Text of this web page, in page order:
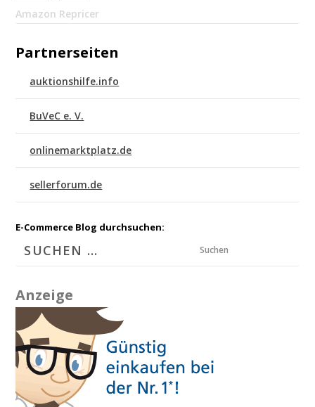
Amazon Repricer
Partnerseiten
auktionshilfe.info
BuVeC e. V.
onlinemarktplatz.de
sellerforum.de
E-Commerce Blog durchsuchen:
Suchen
Anzeige